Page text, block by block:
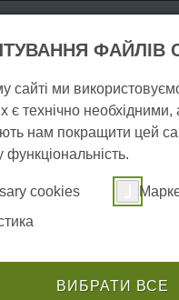
ФАЙЛІВ
сайті ми
є технічно необхідними,
нам покращити цей
функціональність.
cookies
ВИБРАТИ ВСЕ